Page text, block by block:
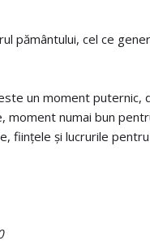
pământului, cel ce
un moment puternic,
numai bun
ființele și lucrurile